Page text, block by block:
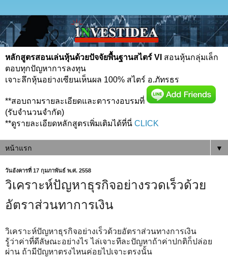
หลักสูตรสอนเล่นหุ้นด้วยปัจจัยพื้นฐานสไตร์ VI สอนหุ้นกลุ่มเล็ก
ตอบทุกปัญหาการลงทุน
เจาะลึกหุ้นอย่างเซียนเห็นผล 100% สไตร์ อ.ภัทรธร
**สอบถามรายละเอียดและตารางอบรมที่
(รับจำนวนจำกัด)
**ดูรายละเอียดหลักสูตรเพิ่มเติมได้ที่นี่ CLICK
▼
วันอังคารที่ 17 กุมภาพันธ์ พ.ศ. 2558
วิเคราะห์ปัญหาธุรกิจอย่างรวดเร็วด้วย
อัตราส่วนทาการเงิน
วิเคราะห์ปัญหาธุรกิจอย่างเร็วด้วยอัตราส่วนทางการเงิน
รู้ว่าค่าที่ดีลัษณะอย่างไร ไล่เจาะทีละปัญหาถ้าค่าปกติก็ปล่อย
ผ่าน ถ้ามีปัญหาตรงไหนค่อยไปเจาะตรงนั้น